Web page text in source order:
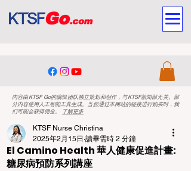
内容由KTSF Go的编辑团队独立策划和创作，与KTSF新闻部无关。部
分内容使用人工智能工具生成。当您通过本网站的链接进行购买时，我
们可能会获得佣金。
了解更多
El Camino Health 華人健康促進計畫:
糖尿病預防系列講座
KTSF Nurse Christina
2025年2月15日 讀畢需時 2 分鐘